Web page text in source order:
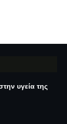
υγεία της